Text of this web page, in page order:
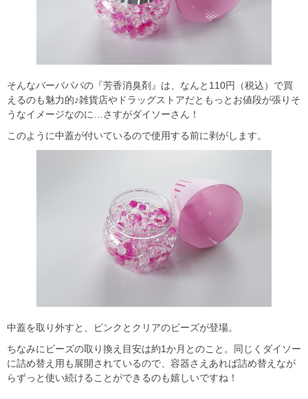
そんなバーバパパの『芳香消臭剤』は、なんと110円（税込）で買
えるのも魅力的♪雑貨店やドラッグストアだともっとお値段が張りそ
うなイメージなのに…さすがダイソーさん！
このように中蓋が付いているので使用する前に剥がします。
中蓋を取り外すと、ピンクとクリアのビーズが登場。
ちなみにビーズの取り換え目安は約1か月とのこと。同じくダイソー
に詰め替え用も展開されているので、容器さえあれば詰め替えなが
らずっと使い続けることができるのも嬉しいですね！